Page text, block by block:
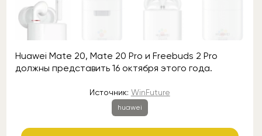
Huawei Mate 20, Mate 20 Pro и Freebuds 2 Pro
должны представить 16 октября этого года.
Источник: WinFuture
huawei